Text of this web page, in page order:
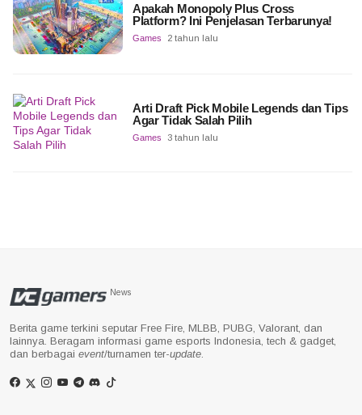
Apakah Monopoly Plus Cross
Platform? Ini Penjelasan Terbarunya!
Games 2 tahun lalu
Arti Draft Pick Mobile Legends dan Tips
Agar Tidak Salah Pilih
Games 3 tahun lalu
News
Berita game terkini seputar Free Fire, MLBB, PUBG, Valorant, dan
lainnya. Beragam informasi game esports Indonesia, tech & gadget,
dan berbagai event/turnamen ter-update